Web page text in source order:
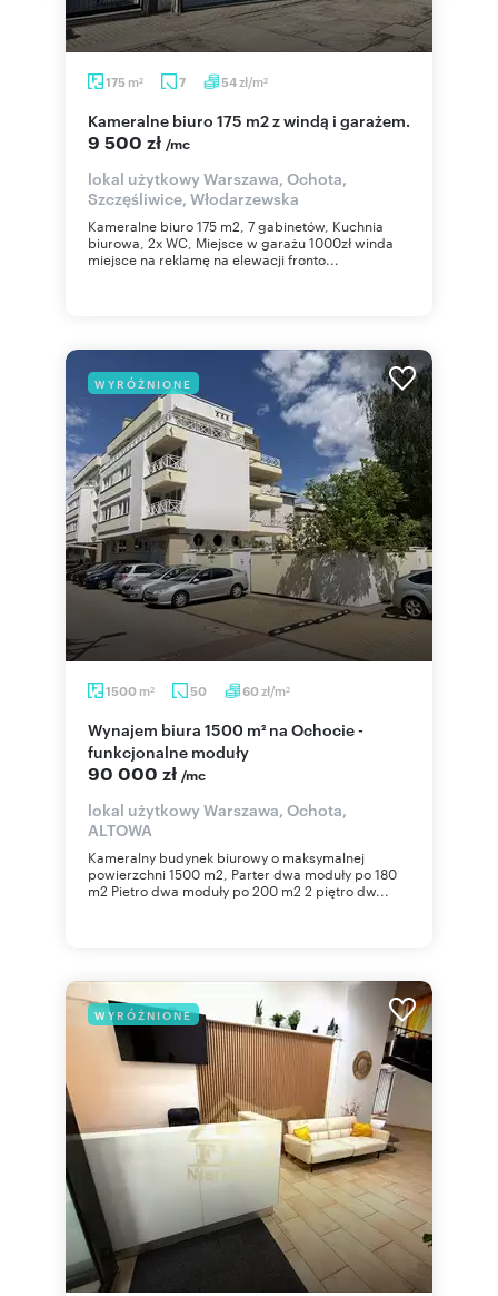
175 m2 7 54zł/m2
Kameralne biuro 175 m2 z windą i garażem.
9 500 zł /mc
lokal użytkowy Warszawa, Ochota,
Szczęśliwice, Włodarzewska
Kameralne biuro 175 m2, 7 gabinetów, Kuchnia
biurowa, 2x WC, Miejsce w garażu 1000zł winda
miejsce na reklamę na elewacji fronto...
WYRÓŻNIONE
1500 m2 50 60zł/m2
Wynajem biura 1500 m² na Ochocie -
funkcjonalne moduły
90 000 zł /mc
lokal użytkowy Warszawa, Ochota,
ALTOWA
Kameralny budynek biurowy o maksymalnej
powierzchni 1500 m2, Parter dwa moduły po 180
m2 Pietro dwa moduły po 200 m2 2 piętro dw...
WYRÓŻNIONE